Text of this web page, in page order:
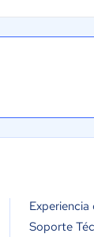
Soporte